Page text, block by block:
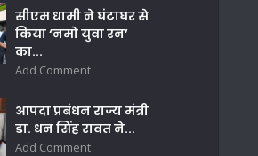
सीएम धामी ने घंटाघर से
किया ‘नमो युवा रन’
का...
Add Comment
आपदा प्रबंधन राज्य मंत्री
डा. धन सिंह रावत ने...
Add Comment